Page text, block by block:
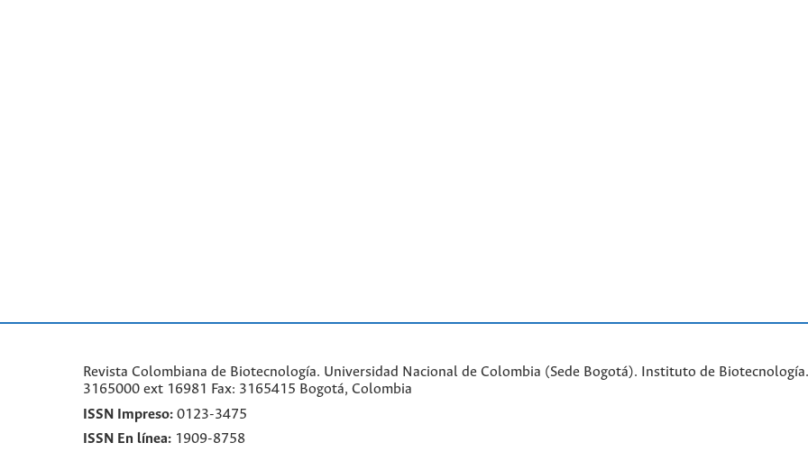
Revista Colombiana de Biotecnología. Universidad Nacional de Colombia (Sede Bogotá). Instituto de
3165000 ext 16981 Fax: 3165415 Bogotá, Colombia
ISSN Impreso: 0123-3475
ISSN En línea: 1909-8758